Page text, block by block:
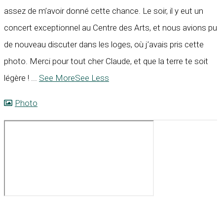
assez de m’avoir donné cette chance. Le soir, il y eut un
concert exceptionnel au Centre des Arts, et nous avions pu
de nouveau discuter dans les loges, où j’avais pris cette
photo. Merci pour tout cher Claude, et que la terre te soit
légère ! ... See MoreSee Less
Photo